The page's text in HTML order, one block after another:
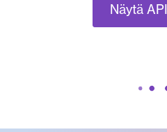
Näytä